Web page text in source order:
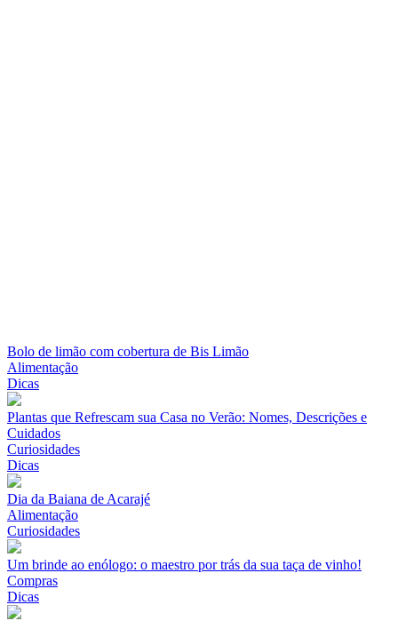
Bolo de limão com cobertura de Bis Limão
Alimentação
Dicas
Plantas que Refrescam sua Casa no Verão: Nomes, Descrições e
Cuidados
Curiosidades
Dicas
Dia da Baiana de Acarajé
Alimentação
Curiosidades
Um brinde ao enólogo: o maestro por trás da sua taça de vinho!
Compras
Dicas